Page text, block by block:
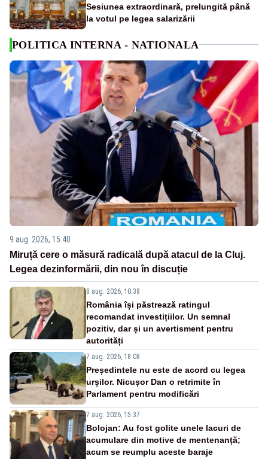
Sesiunea extraordinară, prelungită până
la votul pe legea salarizării
POLITICA INTERNA - NATIONALA
9 aug. 2026, 15:40
Miruță cere o măsură radicală după atacul de la Cluj.
Legea dezinformării, din nou în discuție
8 aug. 2026, 10:38
România își păstrează ratingul
recomandat investițiilor. Un semnal
pozitiv, dar și un avertisment pentru
autorități
7 aug. 2026, 18:08
Președintele nu este de acord cu legea
urșilor. Nicușor Dan o retrimite în
Parlament pentru modificări
7 aug. 2026, 15:37
Bolojan: Au fost golite unele lacuri de
acumulare din motive de mentenanță;
acum se reumplu aceste baraje